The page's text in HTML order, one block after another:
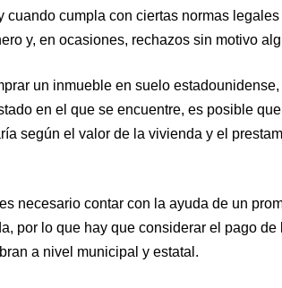
cuando cumpla con ciertas normas
y, en ocasiones, rechazos sin motivo
un inmueble en suelo
en el que se encuentre, es posible
según el valor de la vivienda y el
necesario contar con la ayuda de un
por lo que hay que considerar el pago
a nivel municipal y estatal.